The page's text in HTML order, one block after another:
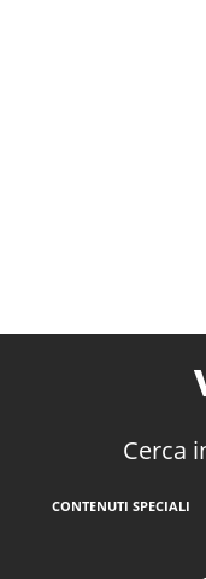
Cerca
CONTENUTI SPECIALI